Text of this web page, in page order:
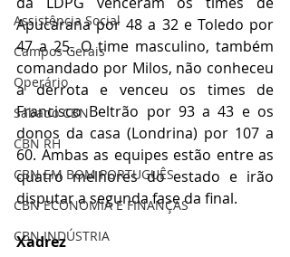
Assistência Social
Campos Gerais
Operário
Sábado CBN
CBN RH
CBN EM BOM PORTUGUÊS
CBN ECONOMIA E FINANÇAS
CBN INDÚSTRIA
Apucarana por 48 a 32 e Toledo por
47 a 25. O time masculino, também
comandado por Milos, não conheceu
a derrota e venceu os times de
Francisco Beltrão por 93 a 43 e os
donos da casa (Londrina) por 107 a
60. Ambas as equipes estão entre as
quatro melhores do estado e irão
disputar a segunda fase da final.
Xadrez